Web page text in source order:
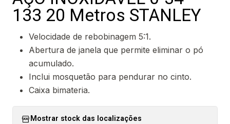
133 20 Metros STANLEY
Velocidade de rebobinagem 5:1.
Abertura de janela que permite eliminar o pó
acumulado.
Inclui mosquetão para pendurar no cinto.
Caixa bimateria.
Mostrar stock das localizações